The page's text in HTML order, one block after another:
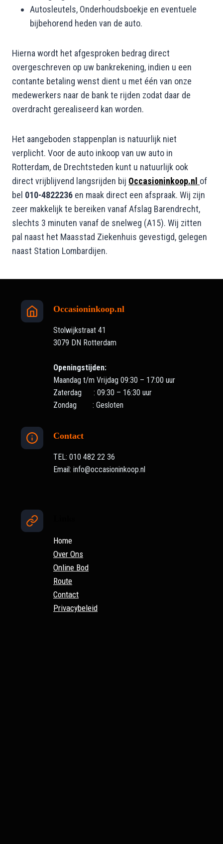
Autosleutels, Onderhoudsboekje en eventuele
bijbehorend heden van de auto.
Hierna wordt het afgesproken bedrag direct
overgeschreven op uw bankrekening, indien u een
contante betaling wenst dient u met één van onze
medewerkers naar de bank te rijden zodat daar de
overdracht gerealiseerd kan worden.
Het aangeboden stappenplan is natuurlijk niet
verplicht. Voor de auto inkoop van uw auto in
Rotterdam, de Drechtsteden kunt u natuurlijk ook
direct vrijblijvend langsrijden bij Occasioninkoop.nl of
bel 010-4822236 en maak direct een afspraak. Wij zijn
zeer makkelijk te bereiken vanaf Afslag Barendrecht,
slechts 3 minuten vanaf de snelweg (A15). Wij zitten
pal naast het Maasstad Ziekenhuis gevestigd, gelegen
naast Station Lombardijen.
Occasioninkoop.nl
Stolwijkstraat 41
3079 DN Rotterdam
Openingstijden:
Maandag t/m Vrijdag 09:30 – 17:00 uur
Zaterdag : 09:30 – 16:30 uur
Zondag : Gesloten
Contact
TEL: 010 482 22 36
Email: info@occasioninkoop.nl
Home
Over Ons
Online Bod
Route
Contact
Privacybeleid